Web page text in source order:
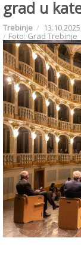
grad u
Trebinje
Foto: Grad Trebinje